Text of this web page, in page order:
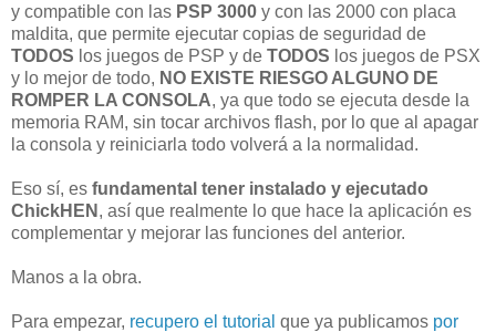
y compatible con las PSP 3000 y con las 2000 con placa
maldita, que permite ejecutar copias de seguridad de
TODOS los juegos de PSP y de TODOS los juegos de PSX
y lo mejor de todo, NO EXISTE RIESGO ALGUNO DE
ROMPER LA CONSOLA, ya que todo se ejecuta desde la
memoria RAM, sin tocar archivos flash, por lo que al apagar
la consola y reiniciarla todo volverá a la normalidad.
Eso sí, es fundamental tener instalado y ejecutado
ChickHEN , así que realmente lo que hace la aplicación es
complementar y mejorar las funciones del anterior.
Manos a la obra.
Para empezar, recupero el tutorial que ya publicamos por